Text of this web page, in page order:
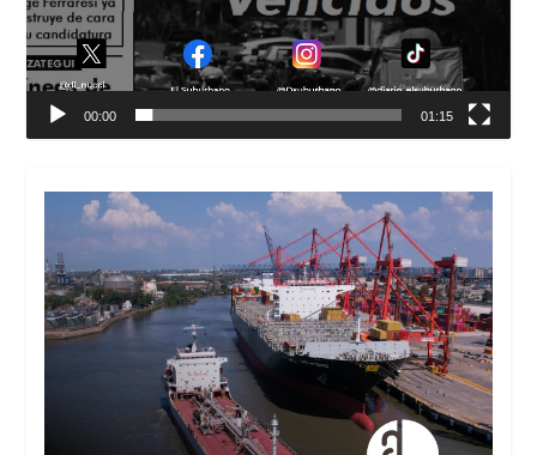
00:00 01:15